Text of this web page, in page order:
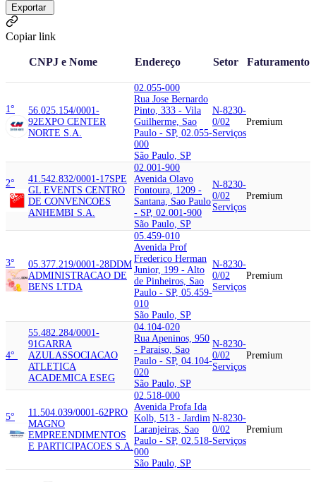
Exportar
Copiar link
CNPJ e Nome Endereço Setor Faturamento
1°
56.025.154/0001-
92EXPO CENTER
NORTE S.A.
02.055-000
Rua Jose Bernardo
Pinto, 333 - Vila
Guilherme, Sao
Paulo - SP, 02.055-
000
São Paulo, SP
N-8230-
0/02
Serviços
Premium
2° 41.542.832/0001-17SPE
GL EVENTS CENTRO
DE CONVENCOES
ANHEMBI S.A.
02.001-900
Avenida Olavo
Fontoura, 1209 -
Santana, Sao Paulo
- SP, 02.001-900
São Paulo, SP
N-8230-
0/02
Serviços
Premium
3° 05.377.219/0001-28DDM
ADMINISTRACAO DE
BENS LTDA
05.459-010
Avenida Prof
Frederico Herman
Junior, 199 - Alto
de Pinheiros, Sao
Paulo - SP, 05.459-
010
São Paulo, SP
N-8230-
0/02
Serviços
Premium
4°
55.482.284/0001-
91 GARRA
AZULASSOCIACAO
ATLETICA
ACADEMICA ESEG
04.104-020
Rua Apeninos, 950
- Paraiso, Sao
Paulo - SP, 04.104-
020
São Paulo, SP
N-8230-
0/02
Serviços
Premium
5° 11.504.039/0001-62PRO
MAGNO
EMPREENDIMENTOS
E PARTICIPACOES S.A.
02.518-000
Avenida Profa Ida
Kolb, 513 - Jardim
Laranjeiras, Sao
Paulo - SP, 02.518-
000
São Paulo, SP
N-8230-
0/02
Serviços
Premium